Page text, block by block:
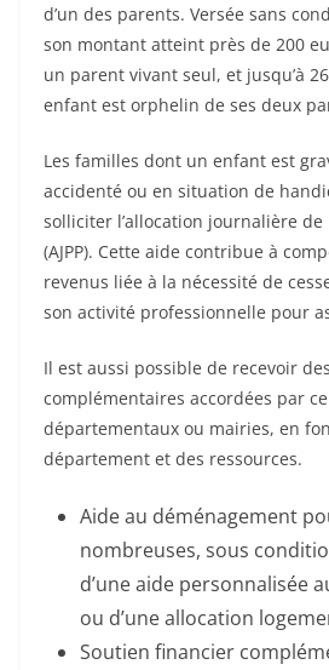
d’un des parents. Versée sans
son montant atteint près de 200
un parent vivant seul, et jusqu’à
enfant est orphelin de ses deux
Les familles dont un enfant est
accidenté ou en situation de
solliciter l’allocation journalière
(AJPP). Cette aide contribue à
revenus liée à la nécessité de
son activité professionnelle pour
Il est aussi possible de recevoir
complémentaires accordées par
départementaux ou mairies, en
département et des ressources.
Aide au déménagement
nombreuses, sous
d’une aide personnalisée
ou d’une allocation
Soutien financier